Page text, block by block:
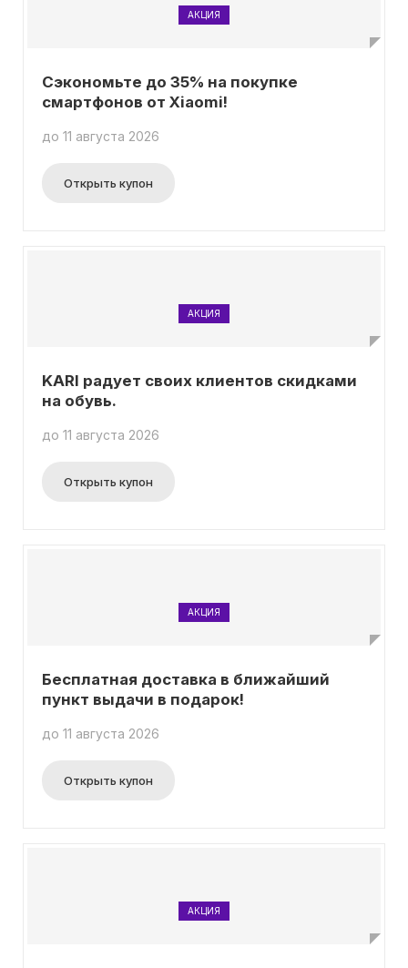
АКЦИЯ
Сэкономьте до 35% на покупке
смартфонов от Xiaomi!
до 11 августа 2026
Открыть купон
АКЦИЯ
KARI радует своих клиентов скидками
на обувь.
до 11 августа 2026
Открыть купон
АКЦИЯ
Бесплатная доставка в ближайший
пункт выдачи в подарок!
до 11 августа 2026
Открыть купон
АКЦИЯ